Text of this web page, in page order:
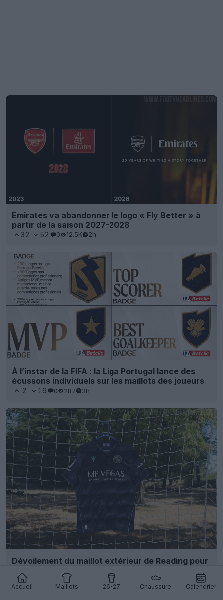
Accueil Maillots 26-27 Chaussures Calendrier
Emirates va abandonner le logo « Fly Better » à
partir de la saison 2027-2028
32 52 0 12.5K 2h
À l’instar de la FIFA : la Liga Portugal lance des
écussons individuels sur les maillots des joueurs
2 16 0 287 3h
Dévoilement du maillot extérieur de Reading pour
la saison 26-27
5 316